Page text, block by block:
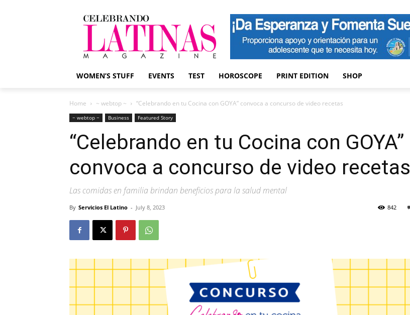
WOMEN’S STUFF EVENTS TEST HOROSCOPE PRINT EDITION SHOP
Home ~ webtop ~ “Celebrando en tu Cocina con GOYA” convoca a concurso de video recetas
~ webtop ~ Business Featured Story
“Celebrando en tu Cocina con GOYA”
convoca a concurso de video recetas
Las comidas en familia brindan beneficios para la salud mental
By Servicios El Latino - July 8, 2023 842